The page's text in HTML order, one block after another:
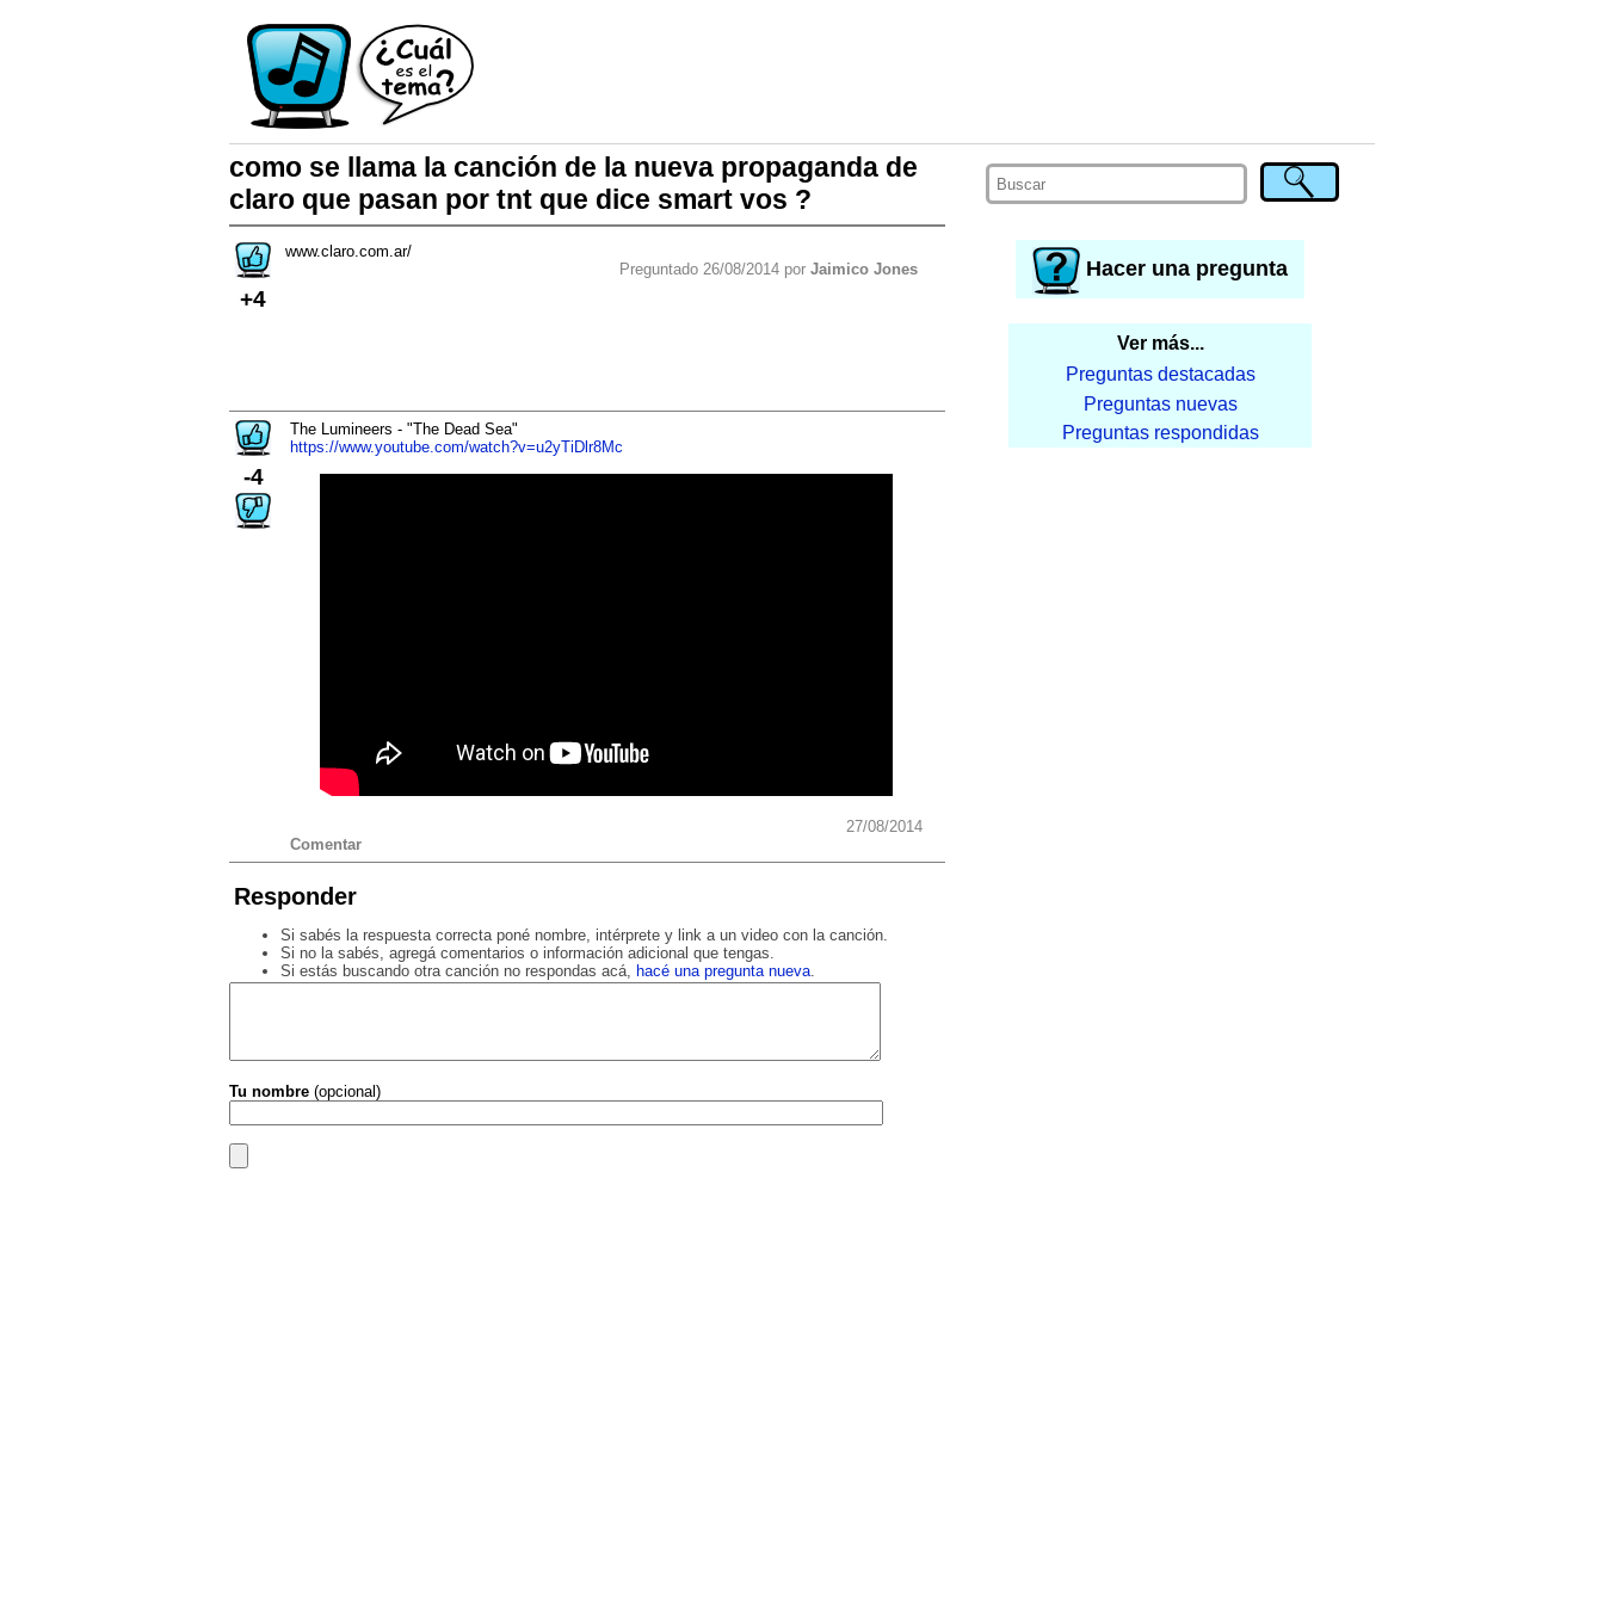
Hacer una pregunta
Ver más...
Preguntas destacadas
Preguntas nuevas
Preguntas respondidas
como se llama la canción de la nueva propaganda de
claro que pasan por tnt que dice smart vos ?
+4
www.claro.com.ar/
Preguntado 26/08/2014 por Jaimico Jones
-4
The Lumineers - "The Dead Sea"
https://www.youtube.com/watch?v=u2yTiDlr8Mc
27/08/2014
Comentar
Responder
Si sabés la respuesta correcta poné nombre, intérprete y link a un video con la canción.
Si no la sabés, agregá comentarios o información adicional que tengas.
Si estás buscando otra canción no respondas acá,
hacé una pregunta nueva.
Tu nombre (opcional)